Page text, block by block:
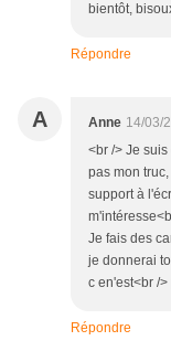
bientôt,
Répondre
A Anne 14/03/
<br /> Je
pas mon
support à
Je fais des
je donnerai
c en'est<br /
Répondre